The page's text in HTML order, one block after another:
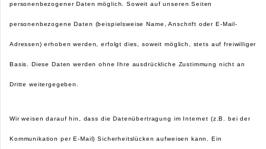
personenbezogener Daten möglich. Soweit auf unseren Seiten
personenbezogene Daten (beispielsweise Name, Anschrift oder E-Mail-
Adressen) erhoben werden, erfolgt dies, soweit möglich, stets auf freiwilliger
Basis. Diese Daten werden ohne Ihre ausdrückliche Zustimmung nicht an
Dritte weitergegeben.
Wir weisen darauf hin, dass die Datenübertragung im Internet (z.B. bei der
Kommunikation per E-Mail) Sicherheitslücken aufweisen kann. Ein